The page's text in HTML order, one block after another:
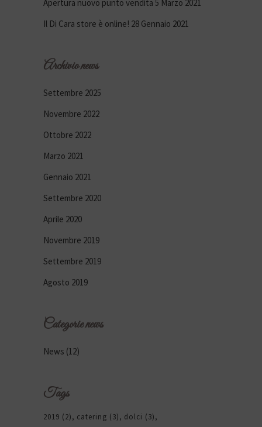
Apertura nuovo punto vendita 5 Marzo 2021
Il Di Cara store è online! 28 Gennaio 2021
Archivio news
Settembre 2025
Novembre 2022
Ottobre 2022
Marzo 2021
Gennaio 2021
Settembre 2020
Aprile 2020
Novembre 2019
Settembre 2019
Agosto 2019
Categorie news
News (12)
Tags
2019 (2) catering (3) dolci (3)